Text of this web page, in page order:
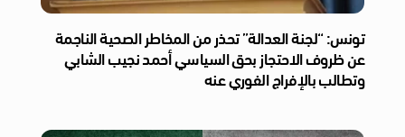
تونس: “لجنة العدالة” تحذر من المخاطر الصحية الناجمة
عن ظروف الاحتجاز بحق السياسي أحمد نجيب الشابي
وتطالب بالإفراج الفوري عنه